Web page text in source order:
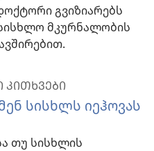
გვიზიარებს
მკურნალობის
ᲙᲘᲗᲮᲕᲔᲑᲘ
სისხლს იეჰოვას
თუ სისხლის